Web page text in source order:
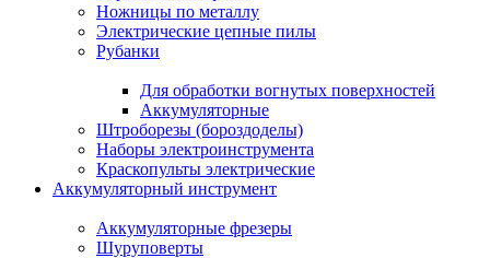
Ножницы по металлу
Электрические цепные пилы
Рубанки
Для обработки вогнутых поверхностей
Аккумуляторные
Штроборезы (бороздоделы)
Наборы электроинструмента
Краскопульты электрические
Аккумуляторный инструмент
Аккумуляторные фрезеры
Шуруповерты